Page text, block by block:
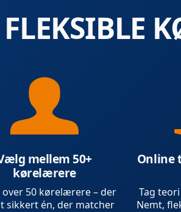
mellem 50+
kørelærere
over 50 kørelærere – der
sikkert én, der matcher
Online
Tag
Nemt,